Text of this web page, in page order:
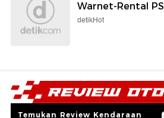
Warnet-Rental PS
detikHot
Temukan Review Kendaraan